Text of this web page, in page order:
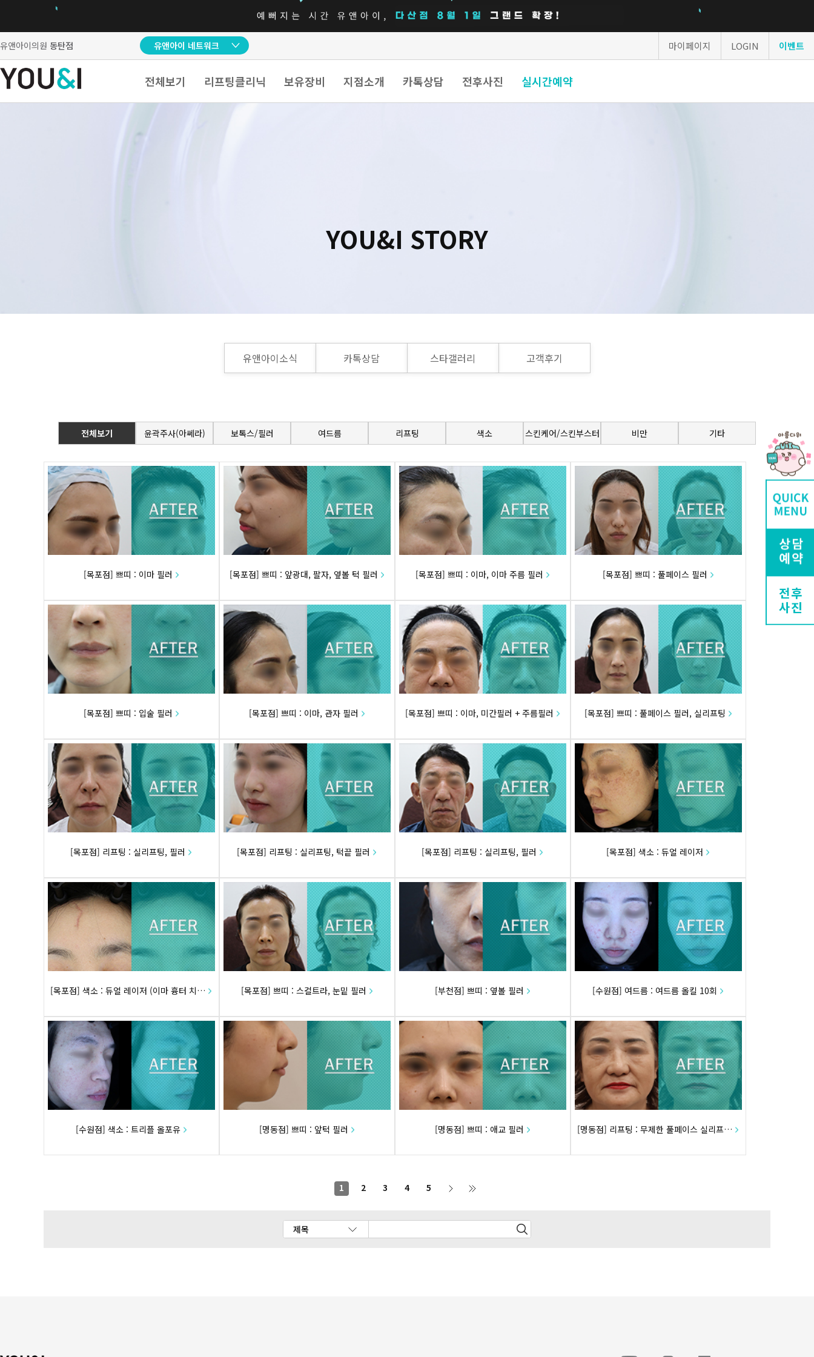
유앤아이의원 동탄점 유앤아이 네트워크 마이페이지 LOGIN 이벤트
전체보기 리프팅클리닉 보유장비 지점소개 카톡상담 전후사진 실시간예약
YOU&I STORY
유앤아이소식 카톡상담 스타갤러리 고객후기
전체보기 윤곽주사(아쎄라) 보톡스/필러 여드름 리프팅 색소 스킨케어/스킨부스터 비만 기타
[목포점] 쁘띠 : 이마 필러 [목포점] 쁘띠 : 앞광대, 팔자, 옆볼 턱 필러 [목포점] 쁘띠 : 이마, 이마 주름 필러 [목포점] 쁘띠 : 풀페이스 필러
[목포점] 쁘띠 : 입술 필러 [목포점] 쁘띠 : 이마, 관자 필러 [목포점] 쁘띠 : 이마, 미간필러 + 주름필러 [목포점] 쁘띠 : 풀페이스 필러, 실리프팅
[목포점] 리프팅 : 실리프팅, 필러 [목포점] 리프팅 : 실리프팅, 턱끝 필러 [목포점] 리프팅 : 실리프팅, 필러 [목포점] 색소 : 듀얼 레이저
[목포점] 색소 : 듀얼 레이저 (이마 흉터 치료) [목포점] 쁘띠 : 스컬트라, 눈밑 필러 [부천점] 쁘띠 : 옆볼 필러 [수원점] 여드름 : 여드름 올킬 10회
[수원점] 색소 : 트리플 올포유 [명동점] 쁘띠 : 앞턱 필러 [명동점] 쁘띠 : 애교 필러 [명동점] 리프팅 : 무제한 풀페이스 실리프팅 + 이마, 미간주름 필러
1 2 3 4 5
전후
사진